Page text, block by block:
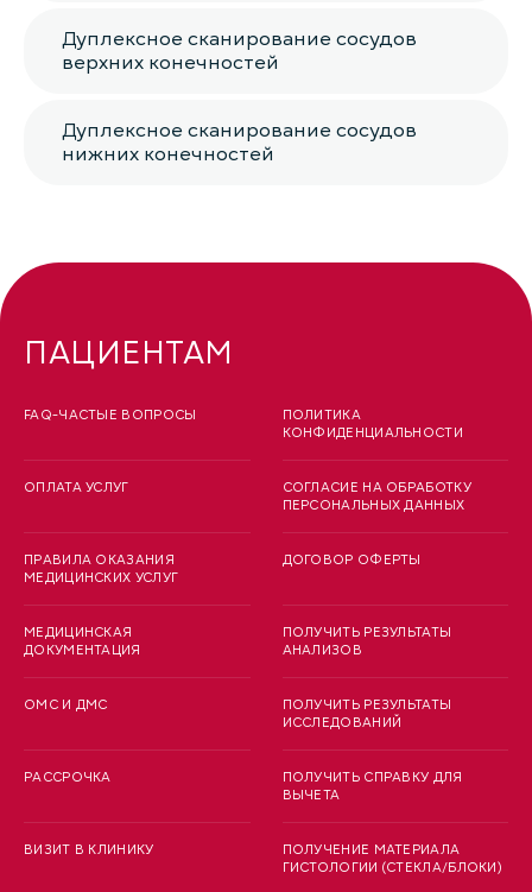
Дуплексное сканирование сосудов
верхних конечностей
Дуплексное сканирование сосудов
нижних конечностей
ПАЦИЕНТАМ
FAQ-ЧАСТЫЕ ВОПРОСЫ
ОПЛАТА УСЛУГ
ПРАВИЛА ОКАЗАНИЯ
МЕДИЦИНСКИХ УСЛУГ
МЕДИЦИНСКАЯ
ДОКУМЕНТАЦИЯ
ОМС И ДМС
РАССРОЧКА
ВИЗИТ В КЛИНИКУ
ПОЛИТИКА
КОНФИДЕНЦИАЛЬНОСТИ
СОГЛАСИЕ НА ОБРАБОТКУ
ПЕРСОНАЛЬНЫХ ДАННЫХ
ДОГОВОР ОФЕРТЫ
ПОЛУЧИТЬ РЕЗУЛЬТАТЫ
АНАЛИЗОВ
ПОЛУЧИТЬ РЕЗУЛЬТАТЫ
ИССЛЕДОВАНИЙ
ПОЛУЧИТЬ СПРАВКУ ДЛЯ
ВЫЧЕТА
ПОЛУЧЕНИЕ МАТЕРИАЛА
ГИСТОЛОГИИ (СТЕКЛА/БЛОКИ)